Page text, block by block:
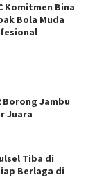
Komitmen Bina
Bola Muda
Borong Jambu
Juara
Tiba di
Berlaga di